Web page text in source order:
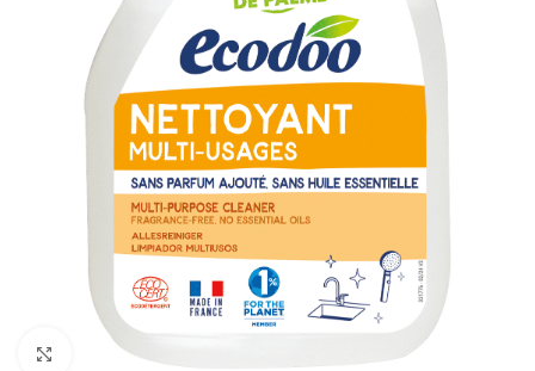
Klik om te vergroten